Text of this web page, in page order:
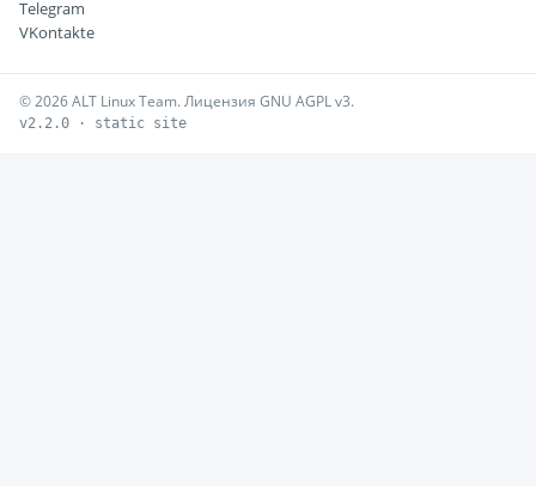
Telegram
VKontakte
© 2026 ALT Linux Team. Лицензия GNU AGPL v3.
v2.2.0 · static site